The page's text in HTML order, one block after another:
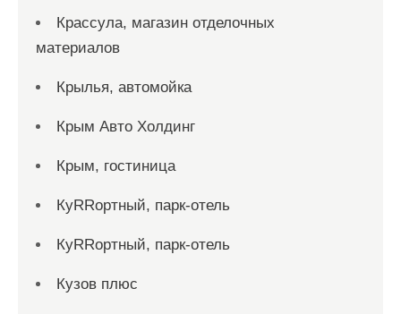
Крассула, магазин отделочных
материалов
Крылья, автомойка
Крым Авто Холдинг
Крым, гостиница
КуRRортный, парк-отель
КуRRортный, парк-отель
Кузов плюс